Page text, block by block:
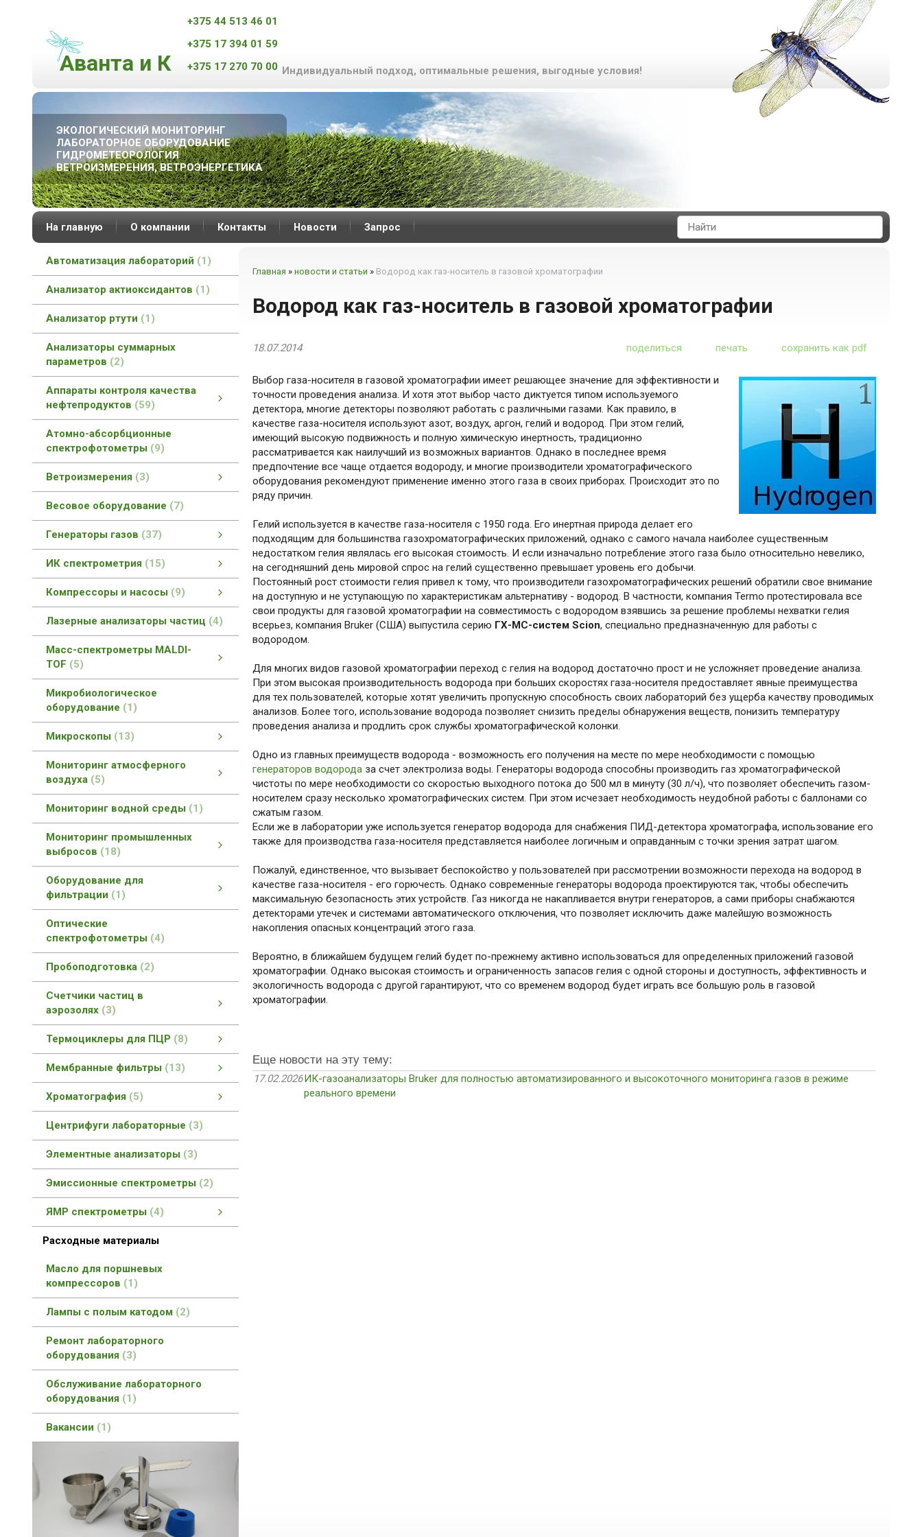
Аванта и К
+375 44 513 46 01
+375 17 394 01 59
+375 17 270 70 00 Индивидуальный подход, оптимальные решения, выгодные условия!
ЭКОЛОГИЧЕСКИЙ МОНИТОРИНГ
ЛАБОРАТОРНОЕ ОБОРУДОВАНИЕ
ГИДРОМЕТЕОРОЛОГИЯ
ВЕТРОИЗМЕРЕНИЯ, ВЕТРОЭНЕРГЕТИКА
На главную О компании Контакты Новости Запрос
Автоматизация лабораторий 1
Анализатор актиоксидантов 1
Анализатор ртути 1
Анализаторы суммарных
параметров
2
Аппараты контроля качества
нефтепродуктов
59
Атомно-абсорбционные
спектрофотометры
9
Ветроизмерения 3
Весовое оборудование 7
Генераторы газов 37
ИК спектрометрия 15
Компрессоры и насосы 9
Лазерные анализаторы частиц 4
Масс-спектрометры MALDI-
TOF
5
Микробиологическое
оборудование
1
Микроскопы 13
Мониторинг атмосферного
воздуха
5
Мониторинг водной среды 1
Мониторинг промышленных
выбросов
18
Оборудование для
фильтрации
1
Оптические
спектрофотометры 4
Пробоподготовка 2
Счетчики частиц в
аэрозолях
3
Термоциклеры для ПЦР 8
Мембранные фильтры 13
Хроматография 5
Центрифуги лабораторные 3
Элементные анализаторы 3
Эмиссионные спектрометры 2
ЯМР спектрометры 4
Расходные материалы
Масло для поршневых
компрессоров
1
Лампы с полым катодом 2
Ремонт лабораторного
оборудования
3
Обслуживание лабораторного
оборудования
1
Вакансии 1
Главная » новости и статьи » Водород как газ-носитель в газовой хроматографии
Водород как газ-носитель в газовой хроматографии
18.07.2014 поделиться печать сохранить как pdf
Выбор газа-носителя в газовой хроматографии имеет решающее значение для эффективности и
точности проведения анализа. И хотя этот выбор часто диктуется типом используемого
детектора, многие детекторы позволяют работать с различными газами. Как правило, в
качестве газа-носителя используют азот, воздух, аргон, гелий и водород. При этом гелий,
имеющий высокую подвижность и полную химическую инертность, традиционно
рассматривается как наилучший из возможных вариантов. Однако в последнее время
предпочтение все чаще отдается водороду, и многие производители хроматографического
оборудования рекомендуют применение именно этого газа в своих приборах. Происходит это по
ряду причин.
Гелий используется в качестве газа-носителя с 1950 года. Его инертная природа делает его
подходящим для большинства газохроматографических приложений, однако с самого начала наиболее существенным
недостатком гелия являлась его высокая стоимость. И если изначально потребление этого газа было относительно невелико,
на сегодняшний день мировой спрос на гелий существенно превышает уровень его добычи.
Постоянный рост стоимости гелия привел к тому, что производители газохроматографических решений обратили свое внимание
на доступную и не уступающую по характеристикам альтернативу - водород. В частности, компания Termo протестировала все
свои продукты для газовой хроматографии на совместимость с водородом взявшись за решение проблемы нехватки гелия
всерьез, компания Bruker (США) выпустила серию ГХ-МС-систем Scion, специально предназначенную для работы с
водородом.
Для многих видов газовой хроматографии переход с гелия на водород достаточно прост и не усложняет проведение анализа.
При этом высокая производительность водорода при больших скоростях газа-носителя предоставляет явные преимущества
для тех пользователей, которые хотят увеличить пропускную способность своих лабораторий без ущерба качеству проводимых
анализов. Более того, использование водорода позволяет снизить пределы обнаружения веществ, понизить температуру
проведения анализа и продлить срок службы хроматографической колонки.
Одно из главных преимуществ водорода - возможность его получения на месте по мере необходимости с помощью
генераторов водорода за счет электролиза воды. Генераторы водорода способны производить газ хроматографической
чистоты по мере необходимости со скоростью выходного потока до 500 мл в минуту (30 л/ч), что позволяет обеспечить газом-
носителем сразу несколько хроматографических систем. При этом исчезает необходимость неудобной работы с баллонами со
сжатым газом.
Если же в лаборатории уже используется генератор водорода для снабжения ПИД-детектора хроматографа, использование его
также для производства газа-носителя представляется наиболее логичным и оправданным с точки зрения затрат шагом.
Пожалуй, единственное, что вызывает беспокойство у пользователей при рассмотрении возможности перехода на водород в
качестве газа-носителя - его горючесть. Однако современные генераторы водорода проектируются так, чтобы обеспечить
максимальную безопасность этих устройств. Газ никогда не накапливается внутри генераторов, а сами приборы снабжаются
детекторами утечек и системами автоматического отключения, что позволяет исключить даже малейшую возможность
накопления опасных концентраций этого газа.
Вероятно, в ближайшем будущем гелий будет по-прежнему активно использоваться для определенных приложений газовой
хроматографии. Однако высокая стоимость и ограниченность запасов гелия с одной стороны и доступность, эффективность и
экологичность водорода с другой гарантируют, что со временем водород будет играть все большую роль в газовой
хроматографии.
Еще новости на эту тему:
17.02.2026ИК-газоанализаторы Bruker для полностью автоматизированного и высокоточного мониторинга газов в режиме
реального времени